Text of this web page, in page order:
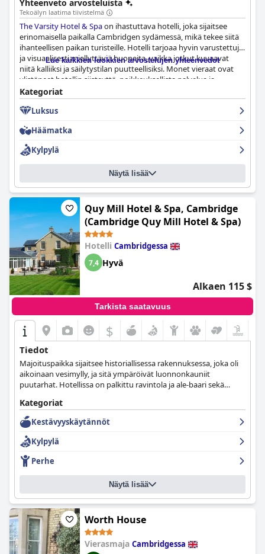
päällä.
Yhteenveto arvosteluista
Tekoälyn laatima tiivistelmä
The Varsity Hotel & Spaon ihastuttava hotelli, joka sijaitsee
erinomaisella paikalla Cambridgen sydämessä, mikä tekee siitä
ihanteellisen paikan turisteille. Hotelli tarjoaa hyvin varustettuja
ja visuaalisesti miellyttäviä huoneita, vaikka jotkut kuvaavat
niitä kalliiksi ja säilytystilan puutteellisiksi. Monet vieraat ovat
ylistäneet hotellin siisteyttä, poikkeuksellista palvelua ja
huomiota yksityiskohtiin, kun taas toiset huomauttavat
kielteisistä kokemuksista töykeän henkilökunnan käytöksen ja
vanhentuneiden ominaisuuksien suhteen. Aamiais- ja
vaihtelevia arvosteluja, ja jotkut vieraat ylistävät niiden laatua ja
valikoimaa, kun taas toiset pitävät niitä valikoimaltaan
puutteellisina ja ylihinnoiteltuina. Kylpylän tilat ovat
peruslaatuiset, mutta tarjoavat upeita hoitoja, mikä tekee siitä
erinomaisen paikan rentoutumiseen. Joissakin arvosteluissa
mainitaan ongelmia pysäköinnin kanssa, mutta kaiken
kaikkiaan hotellin erinomainen sijainti, siisteys ja laadukas
palvelu tekevät siitä loistavan valinnan matkailijoille, jotka
haluavat viettää aikaa Cambridgessa.
Lue kaikkien luokkien arvostelujen yhteenvedot
Kategoriat
Luksus
Häämatka
Kylpylä
Näytä lisää
Quy Mill Hotel & Spa, Cambridge
(Cambridge Quy Mill Hotel & Spa)
Hotelli Cambridgessa
7,4 Hyvä
Alkaen 115 $
Tarkista saatavuus
$
Tiedot
Majoituspaikka sijaitsee historiallisessa rakennuksessa, joka oli
aikoinaan vesimylly, ja sitä ympäröivät luonnonkauniit
puutarhat. Hotellissa on palkittu ravintola ja ale-baari sekä
pysäköinti.
Kategoriat
Kestävyyskäytännöt
Kylpylä
Perhe
Näytä lisää
Worth House
Vierasmaja Cambridgessa